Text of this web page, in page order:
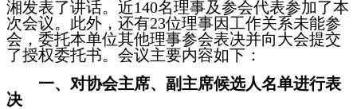
湘发表了讲话。近140名理事及参会代表参加了本
次会议。此外，还有23位理事因工作关系未能参
会，委托本单位其他理事参会表决并向大会提交
了授权委托书。会议主要内容如下：
一、对协会主席、副主席候选人名单进行表
决